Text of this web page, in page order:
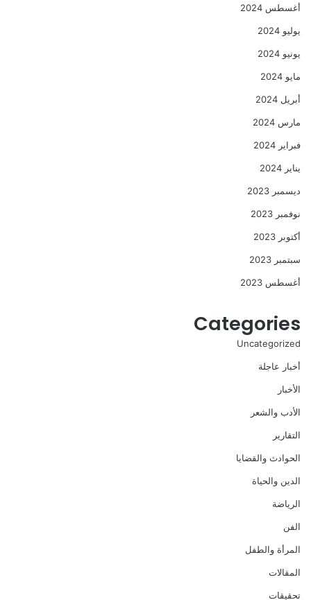
أغسطس 2024
يوليو 2024
يونيو 2024
مايو 2024
أبريل 2024
مارس 2024
فبراير 2024
يناير 2024
ديسمبر 2023
نوفمبر 2023
أكتوبر 2023
سبتمبر 2023
أغسطس 2023
Categories
Uncategorized
أخبار عاجلة
الأخبار
الأدب والشعر
التقارير
الحوادث والقضايا
الدين والحياة
الرياضة
الفن
المرأة والطفل
المقالات
تحقيقات